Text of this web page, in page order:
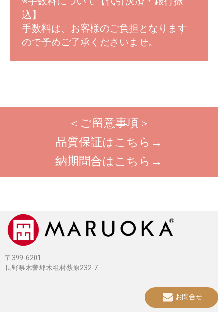
込】
手数料は、お客様のご負担となります
ので予めご了承くださいませ。
＜ご留意事項＞
品質保証はこちら→
納期問合はこちら→
〒399-6201
長野県木曽郡木祖村薮原232-7
お問合せ